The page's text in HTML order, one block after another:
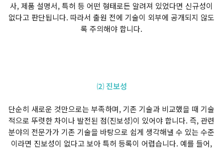
사, 제품 설명서, 특허 등 어떤 형태로든 알려져 있었다면 신규성이
없다고 판단됩니다. 따라서 출원 전에 기술이 외부에 공개되지 않도
록 주의해야 합니다.
⑵ 진보성
단순히 새로운 것만으로는 부족하며, 기존 기술과 비교했을 때 기술
적으로 뚜렷한 차이나 발전된 점(진보성)이 있어야 합니다. 즉, 관련
분야의 전문가가 기존 기술을 바탕으로 쉽게 생각해낼 수 있는 수준
이라면 진보성이 없다고 보아 특허 등록이 어렵습니다. 예를 들어,